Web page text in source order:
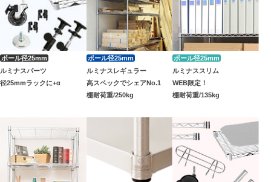
ルミナスパーツ
径25mmラックに+α
ルミナスレギュラー
高スペックでシェアNo.1
棚耐荷重/250kg
ルミナススリム
WEB限定！
棚耐荷重/135kg